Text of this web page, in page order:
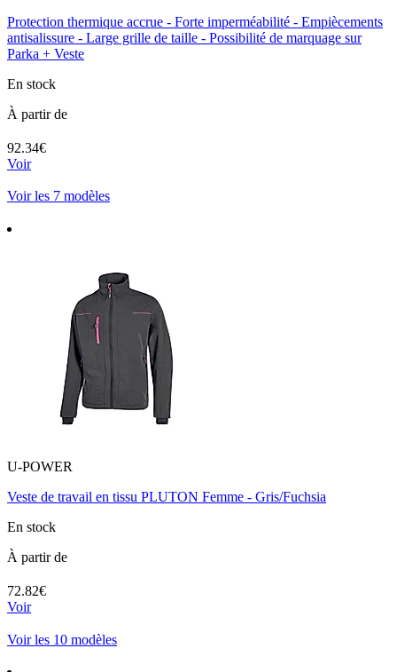
Protection thermique accrue - Forte imperméabilité - Empiècements
antisalissure - Large grille de taille - Possibilité de marquage sur
Parka + Veste
En stock
À partir de
92.34€
Voir
Voir les 7 modèles
U-POWER
Veste de travail en tissu PLUTON Femme - Gris/Fuchsia
En stock
À partir de
72.82€
Voir
Voir les 10 modèles